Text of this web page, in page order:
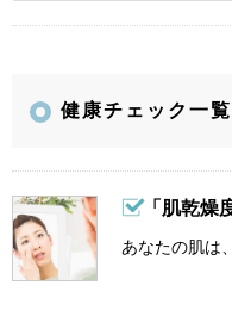
健康チェック一覧
「肌乾燥
あなたの肌は